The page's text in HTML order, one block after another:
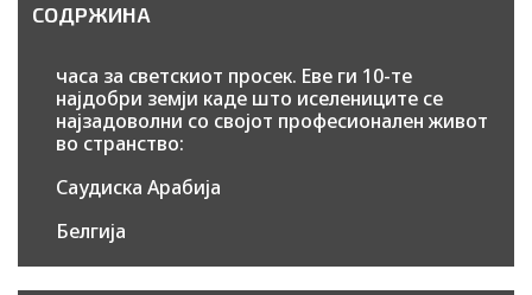
СОДРЖИНА
часа за светскиот просек. Еве ги 10-те
најдобри земји каде што иселениците се
најзадоволни со својот професионален живот
во странство:
Саудиска Арабија
Белгија